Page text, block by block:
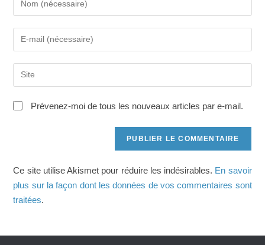
ou
nom
d'utilisateur
pour
mail
pour
votrePrévenez-moi de tous les nouveaux articles par e-mail.
Ce site utilise Akismet pour réduire les indésirables. En savoir
plus sur la façon dont les données de vos commentaires sont
traitées.